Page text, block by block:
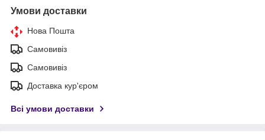
Умови доставки
Нова Пошта
Самовивіз
Самовивіз
Доставка кур'єром
Всі умови доставки